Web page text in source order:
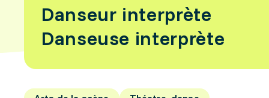
Danseur interprète
Danseuse interprète